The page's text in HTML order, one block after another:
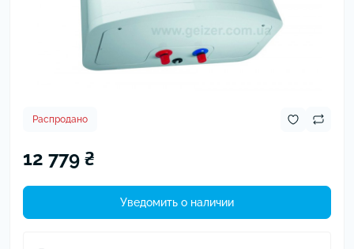
Распродано
12 779 ₴
Уведомить о наличии